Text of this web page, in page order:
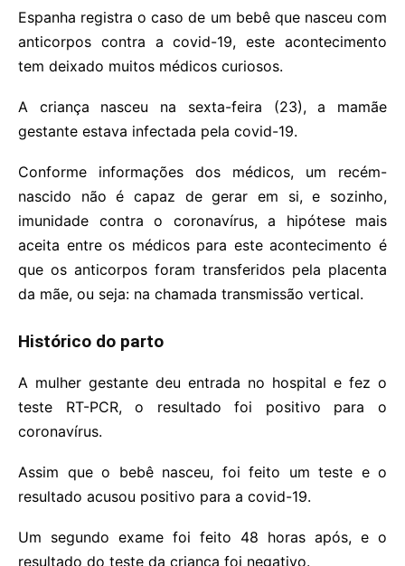
Espanha registra o caso de um bebê que nasceu com
anticorpos contra a covid-19, este acontecimento
tem deixado muitos médicos curiosos.
A criança nasceu na sexta-feira (23), a mamãe
gestante estava infectada pela covid-19.
Conforme informações dos médicos, um recém-
nascido não é capaz de gerar em si, e sozinho,
imunidade contra o coronavírus, a hipótese mais
aceita entre os médicos para este acontecimento é
que os anticorpos foram transferidos pela placenta
da mãe, ou seja: na chamada transmissão vertical.
Histórico do parto
A mulher gestante deu entrada no hospital e fez o
teste RT-PCR, o resultado foi positivo para o
coronavírus.
Assim que o bebê nasceu, foi feito um teste e o
resultado acusou positivo para a covid-19.
Um segundo exame foi feito 48 horas após, e o
resultado do teste da criança foi negativo.